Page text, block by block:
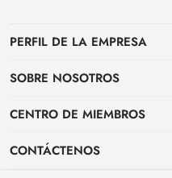
PERFIL DE LA EMPRESA
Fundada en 2002, BEYOND
rendimiento. Con la evolución de
SOBRE NOSOTROS
Contacto
Condiciones de pago &
CENTRO DE MIEMBROS
centro personal
Mi pedido
CONTÁCTENOS